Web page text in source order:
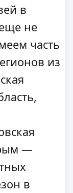
в
не
часть
из
—
в